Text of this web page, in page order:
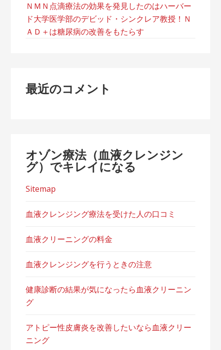
ＮＭＮ点滴療法の効果を発見したのはハーバー
ド大学医学部のデビッド・シンクレア教授！Ｎ
ＡＤ＋は糖尿病の改善をもたらす
最近のコメント
オゾン療法（血液クレンジン
グ）でキレイになる
Sitemap
血液クレンジング療法を受けた人の口コミ
血液クリーニングの料金
血液クレンジングを行うときの注意
健康診断の結果が気になったら血液クリーニン
グ
アトピー性皮膚炎を改善したいなら血液クリー
ニング